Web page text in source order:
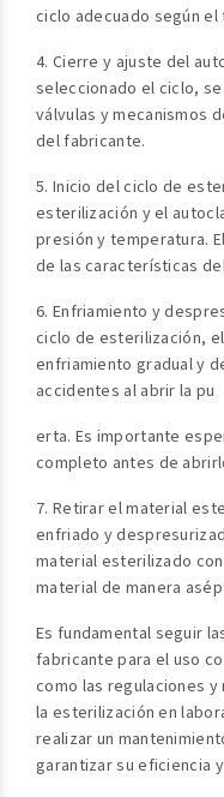
ciclo adecuado según
4. Cierre y ajuste del
seleccionado el ciclo,
válvulas y mecanismos
del fabricante.
5. Inicio del ciclo de
esterilización y el
presión y temperatura.
de las características
6. Enfriamiento y
ciclo de esterilización,
enfriamiento gradual y
accidentes al abrir la pu
erta. Es importante
completo antes de
7. Retirar el material
enfriado y
material esterilizado
material de manera
Es fundamental seguir
fabricante para el uso
como las regulaciones
la esterilización en
realizar un
garantizar su eficiencia